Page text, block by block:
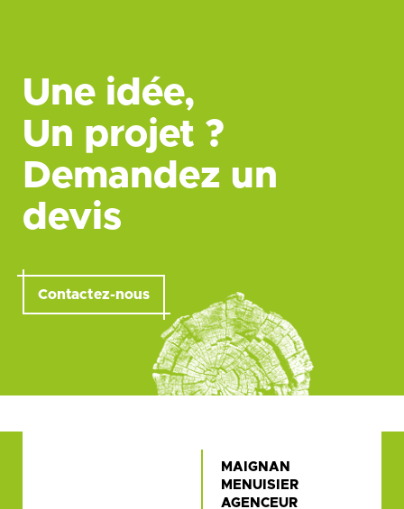
Une idée,
Un projet ?
Demandez un
devis
Contactez-nous
MAIGNAN
MENUISIER
AGENCEUR